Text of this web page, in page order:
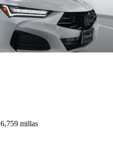
6,759 millas